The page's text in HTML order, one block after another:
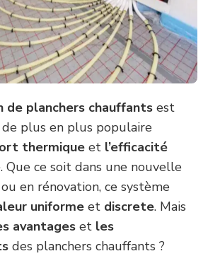
de planchers chauffants est
plus en plus populaire
thermique et l’efficacité
. Que ce soit dans une nouvelle
en rénovation, ce système
uniforme et discrete. Mais
avantages et les
des planchers chauffants ?